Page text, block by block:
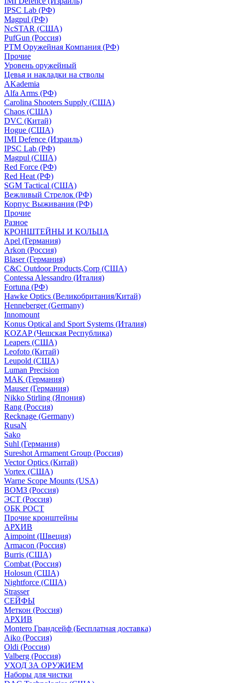
IPSC Lab (РФ)
Magpul (РФ)
NcSTAR (США)
PufGun (Россия)
РТМ Оружейная Компания (РФ)
Прочие
Уровень оружейный
Цевья и накладки на стволы
AKademia
Alfa Arms (РФ)
Carolina Shooters Supply (США)
Chaos (США)
DVC (Китай)
Hogue (США)
IMI Defence (Израиль)
IPSC Lab (РФ)
Magpul (США)
Red Force (РФ)
Red Heat (РФ)
SGM Tactical (США)
Вежливый Стрелок (РФ)
Корпус Выживания (РФ)
Прочие
Разное
КРОНШТЕЙНЫ И КОЛЬЦА
Apel (Германия)
Arkon (Россия)
Blaser (Германия)
C&C Outdoor Products,Corp (США)
Contessa Alessandro (Италия)
Fortuna (РФ)
Hawke Optics (Великобритания/Китай)
Henneberger (Germany)
Innomount
Konus Optical and Sport Systems (Италия)
KOZAP (Чешская Республика)
Leapers (США)
Leofoto (Китай)
Leupold (США)
Luman Precision
MAK (Германия)
Mauser (Германия)
Nikko Stirling (Япония)
Rang (Россия)
Recknage (Germany)
RusaN
Sako
Suhl (Германия)
Sureshot Armament Group (Россия)
Vector Optics (Китай)
Vortex (США)
Warne Scope Mounts (USA)
ВОМЗ (Россия)
ЭСТ (Россия)
ОБК РОСТ
Прочие кронштейны
АРХИВ
Aimpoint (Швеция)
Armacon (Россия)
Burris (США)
Combat (Россия)
Holosun (США)
Nightforce (США)
Strasser
СЕЙФЫ
Меткон (Россия)
АРХИВ
Montero Грандсейф (Бесплатная доставка)
Aiko (Россия)
Oldi (Россия)
Valberg (Россия)
УХОД ЗА ОРУЖИЕМ
Наборы для чистки